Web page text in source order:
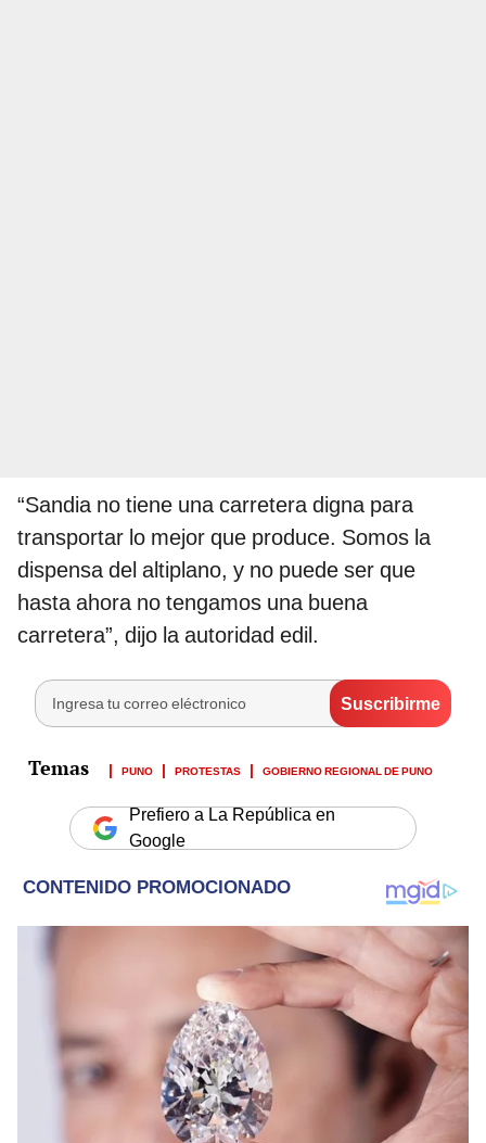
“Sandia no tiene una carretera digna para
transportar lo mejor que produce. Somos la
dispensa del altiplano, y no puede ser que
hasta ahora no tengamos una buena
carretera”, dijo la autoridad edil.
PUNO PROTESTAS GOBIERNO REGIONAL DE PUNO
Prefiero a La República en
Google